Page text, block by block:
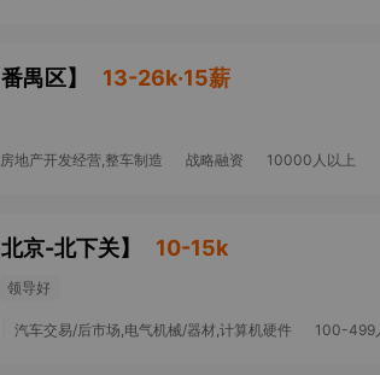
番禺区】 13-26k·15薪
房地产开发经营,整车制造 战略融资 10000人以上
北京-北下关】 10-15k
领导好
汽车交易/后市场,电气机械/器材,计算机硬件 100-499